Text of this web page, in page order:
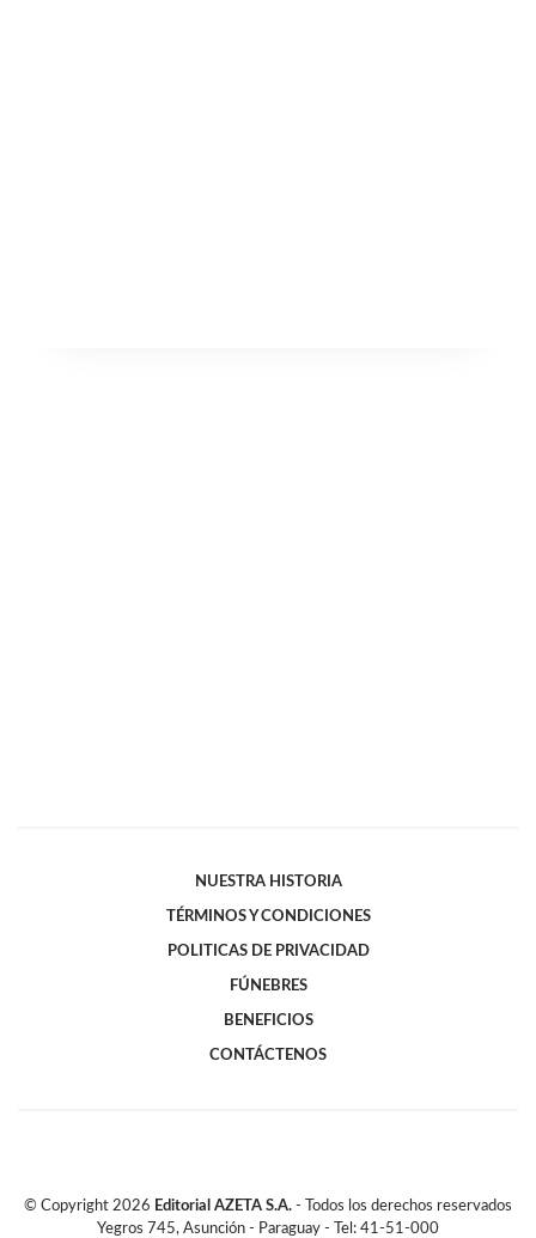
NUESTRA HISTORIA
TÉRMINOS Y CONDICIONES
POLITICAS DE PRIVACIDAD
FÚNEBRES
BENEFICIOS
CONTÁCTENOS
© Copyright 2026 Editorial AZETA S.A. - Todos los derechos reservados
Yegros 745, Asunción - Paraguay - Tel: 41-51-000